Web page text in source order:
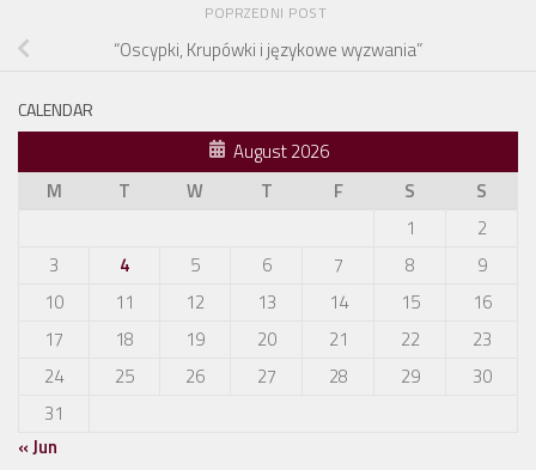
POPRZEDNI POST
“Oscypki, Krupówki i językowe wyzwania”
CALENDAR
August 2026
M
T W T F S
S
1
2
3
4 5 6 7 8
9
10
11 12 13 14 15
16
17
18 19 20 21 22
23
24
25 26 27 28 29
30
31
« Jun